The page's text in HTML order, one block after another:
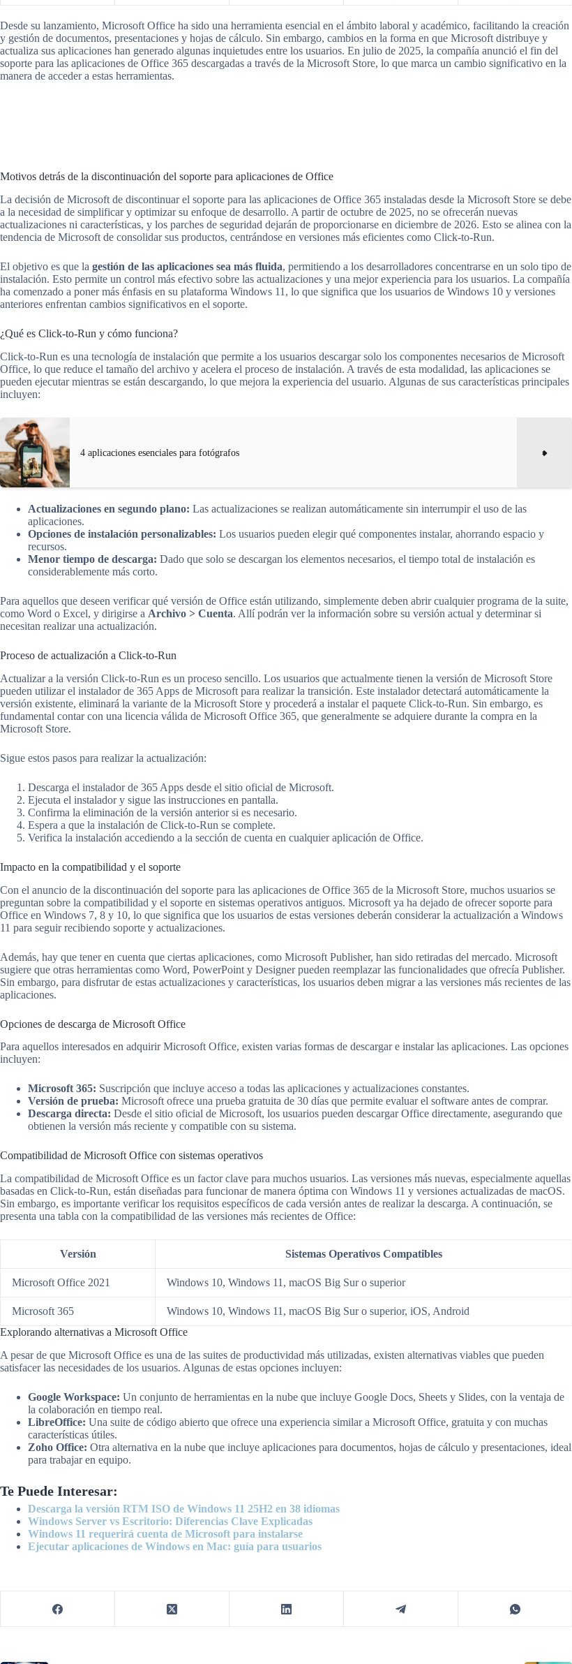
Desde su lanzamiento, Microsoft Office ha sido una herramienta esencial en el ámbito laboral y académico, facilitando la creación
y gestión de documentos, presentaciones y hojas de cálculo. Sin embargo, cambios en la forma en que Microsoft distribuye y
actualiza sus aplicaciones han generado algunas inquietudes entre los usuarios. En julio de 2025, la compañía anunció el fin del
soporte para las aplicaciones de Office 365 descargadas a través de la Microsoft Store, lo que marca un cambio significativo en la
manera de acceder a estas herramientas.
Motivos detrás de la discontinuación del soporte para aplicaciones de Office
La decisión de Microsoft de discontinuar el soporte para las aplicaciones de Office 365 instaladas desde la Microsoft Store se debe
a la necesidad de simplificar y optimizar su enfoque de desarrollo. A partir de octubre de 2025, no se ofrecerán nuevas
actualizaciones ni características, y los parches de seguridad dejarán de proporcionarse en diciembre de 2026. Esto se alinea con la
tendencia de Microsoft de consolidar sus productos, centrándose en versiones más eficientes como Click-to-Run.
El objetivo es que la gestión de las aplicaciones sea más fluida, permitiendo a los desarrolladores concentrarse en un solo tipo de
instalación. Esto permite un control más efectivo sobre las actualizaciones y una mejor experiencia para los usuarios. La compañía
ha comenzado a poner más énfasis en su plataforma Windows 11, lo que significa que los usuarios de Windows 10 y versiones
anteriores enfrentan cambios significativos en el soporte.
¿Qué es Click-to-Run y cómo funciona?
Click-to-Run es una tecnología de instalación que permite a los usuarios descargar solo los componentes necesarios de Microsoft
Office, lo que reduce el tamaño del archivo y acelera el proceso de instalación. A través de esta modalidad, las aplicaciones se
pueden ejecutar mientras se están descargando, lo que mejora la experiencia del usuario. Algunas de sus características principales
incluyen:
4 aplicaciones esenciales para fotógrafos
Actualizaciones en segundo plano: Las actualizaciones se realizan automáticamente sin interrumpir el uso de las
aplicaciones.
Opciones de instalación personalizables: Los usuarios pueden elegir qué componentes instalar, ahorrando espacio y
recursos.
Menor tiempo de descarga: Dado que solo se descargan los elementos necesarios, el tiempo total de instalación es
considerablemente más corto.
Para aquellos que deseen verificar qué versión de Office están utilizando, simplemente deben abrir cualquier programa de la suite,
como Word o Excel, y dirigirse a Archivo > Cuenta. Allí podrán ver la información sobre su versión actual y determinar si
necesitan realizar una actualización.
Proceso de actualización a Click-to-Run
Actualizar a la versión Click-to-Run es un proceso sencillo. Los usuarios que actualmente tienen la versión de Microsoft Store
pueden utilizar el instalador de 365 Apps de Microsoft para realizar la transición. Este instalador detectará automáticamente la
versión existente, eliminará la variante de la Microsoft Store y procederá a instalar el paquete Click-to-Run. Sin embargo, es
fundamental contar con una licencia válida de Microsoft Office 365, que generalmente se adquiere durante la compra en la
Microsoft Store.
Sigue estos pasos para realizar la actualización:
Descarga el instalador de 365 Apps desde el sitio oficial de Microsoft.
Ejecuta el instalador y sigue las instrucciones en pantalla.
Confirma la eliminación de la versión anterior si es necesario.
Espera a que la instalación de Click-to-Run se complete.
Verifica la instalación accediendo a la sección de cuenta en cualquier aplicación de Office.
Impacto en la compatibilidad y el soporte
Con el anuncio de la discontinuación del soporte para las aplicaciones de Office 365 de la Microsoft Store, muchos usuarios se
preguntan sobre la compatibilidad y el soporte en sistemas operativos antiguos. Microsoft ya ha dejado de ofrecer soporte para
Office en Windows 7, 8 y 10, lo que significa que los usuarios de estas versiones deberán considerar la actualización a Windows
11 para seguir recibiendo soporte y actualizaciones.
Además, hay que tener en cuenta que ciertas aplicaciones, como Microsoft Publisher, han sido retiradas del mercado. Microsoft
sugiere que otras herramientas como Word, PowerPoint y Designer pueden reemplazar las funcionalidades que ofrecía Publisher.
Sin embargo, para disfrutar de estas actualizaciones y características, los usuarios deben migrar a las versiones más recientes de las
aplicaciones.
Opciones de descarga de Microsoft Office
Para aquellos interesados en adquirir Microsoft Office, existen varias formas de descargar e instalar las aplicaciones. Las opciones
incluyen:
Microsoft 365: Suscripción que incluye acceso a todas las aplicaciones y actualizaciones constantes.
Versión de prueba: Microsoft ofrece una prueba gratuita de 30 días que permite evaluar el software antes de comprar.
Descarga directa: Desde el sitio oficial de Microsoft, los usuarios pueden descargar Office directamente, asegurando que
obtienen la versión más reciente y compatible con su sistema.
Compatibilidad de Microsoft Office con sistemas operativos
La compatibilidad de Microsoft Office es un factor clave para muchos usuarios. Las versiones más nuevas, especialmente aquellas
basadas en Click-to-Run, están diseñadas para funcionar de manera óptima con Windows 11 y versiones actualizadas de macOS.
Sin embargo, es importante verificar los requisitos específicos de cada versión antes de realizar la descarga. A continuación, se
presenta una tabla con la compatibilidad de las versiones más recientes de Office:
Versión Sistemas Operativos Compatibles
Microsoft Office 2021 Windows 10, Windows 11, macOS Big Sur o superior
Microsoft 365
Windows 10, Windows 11, macOS Big Sur o superior, iOS, Android
Explorando alternativas a Microsoft Office
A pesar de que Microsoft Office es una de las suites de productividad más utilizadas, existen alternativas viables que pueden
satisfacer las necesidades de los usuarios. Algunas de estas opciones incluyen:
Google Workspace: Un conjunto de herramientas en la nube que incluye Google Docs, Sheets y Slides, con la ventaja de
la colaboración en tiempo real.
LibreOffice: Una suite de código abierto que ofrece una experiencia similar a Microsoft Office, gratuita y con muchas
características útiles.
Zoho Office: Otra alternativa en la nube que incluye aplicaciones para documentos, hojas de cálculo y presentaciones, ideal
para trabajar en equipo.
Te Puede Interesar:
Descarga la versión RTM ISO de Windows 11 25H2 en 38 idiomas
Windows Server vs Escritorio: Diferencias Clave Explicadas
Windows 11 requerirá cuenta de Microsoft para instalarse
Ejecutar aplicaciones de Windows en Mac: guía para usuarios